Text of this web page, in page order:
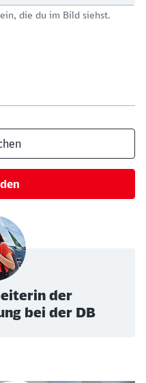
die du im Bild siehst.
der
bei der DB
Schließen